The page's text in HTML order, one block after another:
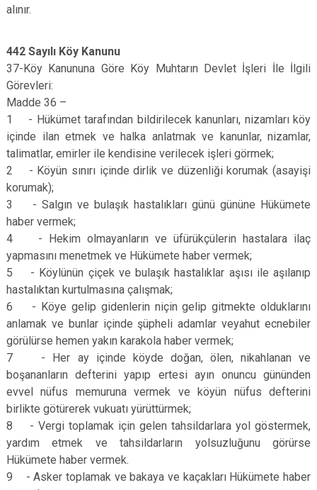
alınır.
442 Sayılı Köy Kanunu
37-Köy Kanununa Göre Köy Muhtarın Devlet İşleri İle İlgili
Görevleri:
Madde 36 –
1 - Hükümet tarafından bildirilecek kanunları, nizamları köy
içinde ilan etmek ve halka anlatmak ve kanunlar, nizamlar,
talimatlar, emirler ile kendisine verilecek işleri görmek;
2 - Köyün sınırı içinde dirlik ve düzenliği korumak (asayişi
korumak);
3 - Salgın ve bulaşık hastalıkları günü gününe Hükümete
haber vermek;
4 - Hekim olmayanların ve üfürükçülerin hastalara ilaç
yapmasını menetmek ve Hükümete haber vermek;
5 - Köylünün çiçek ve bulaşık hastalıklar aşısı ile aşılanıp
hastalıktan kurtulmasına çalışmak;
6 - Köye gelip gidenlerin niçin gelip gitmekte olduklarını
anlamak ve bunlar içinde şüpheli adamlar veyahut ecnebiler
görülürse hemen yakın karakola haber vermek;
7 - Her ay içinde köyde doğan, ölen, nikahlanan ve
boşananların defterini yapıp ertesi ayın onuncu gününden
evvel nüfus memuruna vermek ve köyün nüfus defterini
birlikte götürerek vukuatı yürüttürmek;
8 - Vergi toplamak için gelen tahsildarlara yol göstermek,
yardım etmek ve tahsildarların yolsuzluğunu görürse
Hükümete haber vermek.
9 - Asker toplamak ve bakaya ve kaçakları Hükümete haber